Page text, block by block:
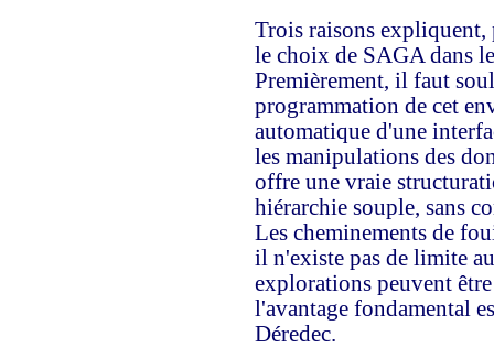
Trois raisons expliquent,
le choix de SAGA dans
Premièrement, il faut
programmation de cet
automatique d'une
les manipulations des
offre une vraie
hiérarchie souple, sans
Les cheminements de
il n'existe pas de limite
explorations peuvent
l'avantage fondamental
Déredec.